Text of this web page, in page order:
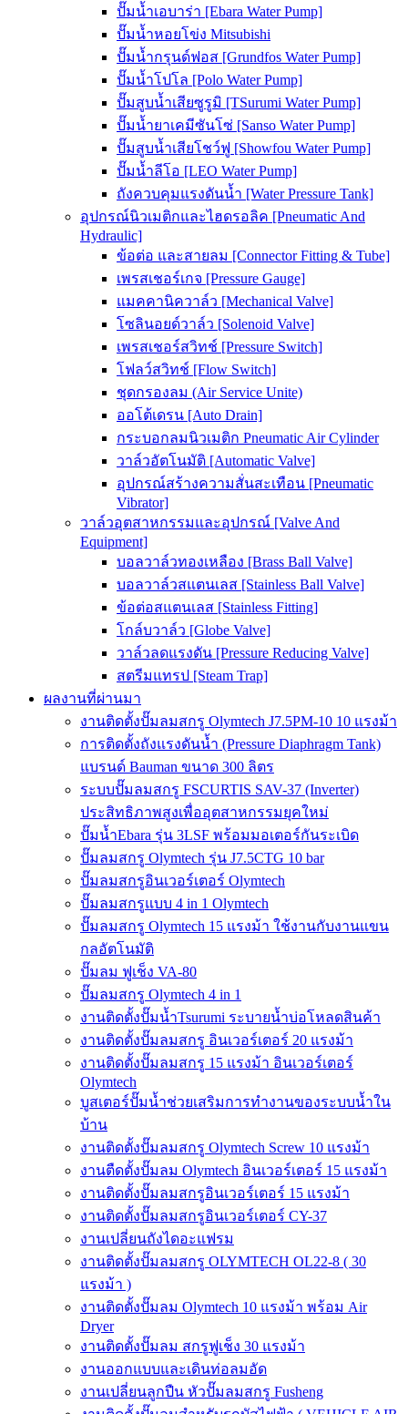
ปั๊มน้ำเอบาร่า [Ebara Water Pump]
ปั๊มน้ำหอยโข่ง Mitsubishi
ปั๊มน้ำกรุนด์ฟอส [Grundfos Water Pump]
ปั๊มน้ำโปโล [Polo Water Pump]
ปั๊มสูบน้ำเสียซูรูมิ [TSurumi Water Pump]
ปั๊มน้ำยาเคมีซันโซ่ [Sanso Water Pump]
ปั๊มสูบน้ำเสียโชว์ฟู [Showfou Water Pump]
ปั๊มน้ำลีโอ [LEO Water Pump]
ถังควบคุมแรงดันน้ำ [Water Pressure Tank]
อุปกรณ์นิวเมติกและไฮดรอลิค [Pneumatic And
Hydraulic]
ข้อต่อ และสายลม [Connector Fitting & Tube]
เพรสเชอร์เกจ [Pressure Gauge]
แมคคานิควาล์ว [Mechanical Valve]
โซลินอยด์วาล์ว [Solenoid Valve]
เพรสเชอร์สวิทช์ [Pressure Switch]
โฟลว์สวิทช์ [Flow Switch]
ชุดกรองลม (Air Service Unite)
ออโต้เดรน [Auto Drain]
กระบอกลมนิวเมติก Pneumatic Air Cylinder
วาล์วอัตโนมัติ [Automatic Valve]
อุปกรณ์สร้างความสั่นสะเทือน [Pneumatic
Vibrator]
วาล์วอุตสาหกรรมและอุปกรณ์ [Valve And
Equipment]
บอลวาล์วทองเหลือง [Brass Ball Valve]
บอลวาล์วสแตนเลส [Stainless Ball Valve]
ข้อต่อสแตนเลส [Stainless Fitting]
โกล์บวาล์ว [Globe Valve]
วาล์วลดแรงดัน [Pressure Reducing Valve]
สตรีมแทรป [Steam Trap]
ผลงานที่ผ่านมา
งานติดตั้งปั๊มลมสกรู Olymtech J7.5PM-10 10 แรงม้า
การติดตั้งถังแรงดันน้ำ (Pressure Diaphragm Tank)
แบรนด์ Bauman ขนาด 300 ลิตร
ระบบปั๊มลมสกรู FSCURTIS SAV-37 (Inverter)
ประสิทธิภาพสูงเพื่ออุตสาหกรรมยุคใหม่
ปั๊มน้ำEbara รุ่น 3LSF พร้อมมอเตอร์กันระเบิด
ปั๊มลมสกรู Olymtech รุ่น J7.5CTG 10 bar
ปั๊มลมสกรูอินเวอร์เตอร์ Olymtech
ปั๊มลมสกรูแบบ 4 in 1 Olymtech
ปั๊มลมสกรู Olymtech 15 แรงม้า ใช้งานกับงานแขน
กลอัตโนมัติ
ปั๊มลม ฟูเช็ง VA-80
ปั๊มลมสกรู Olymtech 4 in 1
งานติดตั้งปั๊มน้ำTsurumi ระบายน้ำบ่อโหลดสินค้า
งานติดตั้งปั๊มลมสกรู อินเวอร์เตอร์ 20 แรงม้า
งานติดตั้งปั๊มลมสกรู 15 แรงม้า อินเวอร์เตอร์
Olymtech
บูสเตอร์ปั๊มน้ำช่วยเสริมการทำงานของระบบน้ำใน
บ้าน
งานติดตั้งปั๊มลมสกรู Olymtech Screw 10 แรงม้า
งานตืดตั้งปั๊มลม Olymtech อินเวอร์เตอร์ 15 แรงม้า
งานติดตั้งปั๊มลมสกรูอินเวอร์เตอร์ 15 แรงม้า
งานติดตั้งปั๊มลมสกรูอินเวอร์เตอร์ CY-37
งานเปลี่ยนถังไดอะแฟรม
งานติดตั้งปั๊มลมสกรู OLYMTECH OL22-8 ( 30
แรงม้า )
งานติดตั้งปั๊มลม Olymtech 10 แรงม้า พร้อม Air
Dryer
งานติดตั้งปั๊มลม สกรูฟูเช็ง 30 แรงม้า
งานออกแบบและเดินท่อลมอัด
งานเปลี่ยนลูกปืน หัวปั๊มลมสกรู Fusheng